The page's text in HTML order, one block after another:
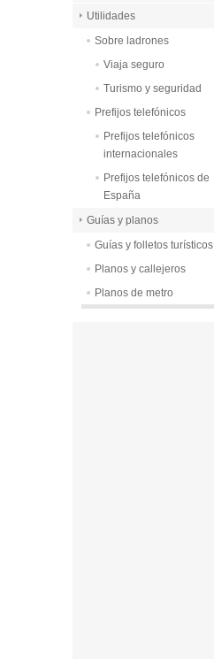
Utilidades
Sobre ladrones
Viaja seguro
Turismo y seguridad
Prefijos telefónicos
Prefijos telefónicos
internacionales
Prefijos telefónicos de
España
Guías y planos
Guías y folletos turísticos
Planos y callejeros
Planos de metro